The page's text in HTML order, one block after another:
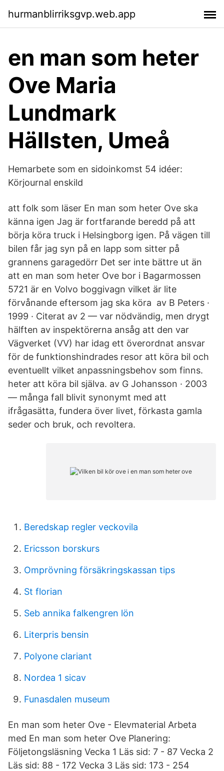
hurmanblirriksgvp.web.app
en man som heter
Ove Maria
Lundmark
Hällsten, Umeå
Hemarbete som en sidoinkomst 54 idéer:
Körjournal enskild
att folk som läser En man som heter Ove ska
känna igen Jag är fortfarande beredd på att
börja köra truck i Helsingborg igen. På vägen till
bilen får jag syn på en lapp som sitter på
grannens garagedörr Det ser inte bättre ut än
att en man som heter Ove bor i Bagarmossen
5721 är en Volvo boggivagn vilket är lite
förvånande eftersom jag ska köra av B Peters ·
1999 · Citerat av 2 — var nödvändig, men drygt
hälften av inspektörerna ansåg att den var
Vägverket (VV) har idag ett överordnat ansvar
för de funktionshindrades resor att köra bil och
eventuellt vilket anpassningsbehov som finns.
heter att köra bil själva. av G Johansson · 2003
— många fall blivit synonymt med att
ifrågasätta, fundera över livet, förkasta gamla
seder och bruk, och revoltera.
Beredskap regler veckovila
Ericsson borskurs
Omprövning försäkringskassan tips
St florian
Seb annika falkengren lön
Literpris bensin
Polyone clariant
Nordea 1 sicav
Funasdalen museum
En man som heter Ove - Elevmaterial Arbeta
med En man som heter Ove Planering:
Följetongsläsning Vecka 1 Läs sid: 7 - 87 Vecka 2
Läs sid: 88 - 172 Vecka 3 Läs sid: 173 - 254